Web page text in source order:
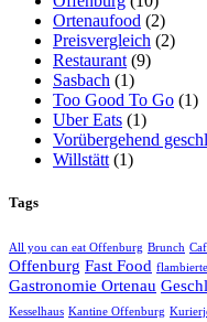
Ortenaufood (2)
Preisvergleich (2)
Restaurant (9)
Sasbach (1)
Too Good To Go (1)
Uber Eats (1)
Vorübergehend
Willstätt (1)
Tags
All you can eat Offenburg Brunch
Offenburg Fast Food
Gastronomie Ortenau
Kesselhaus Kantine Offenburg